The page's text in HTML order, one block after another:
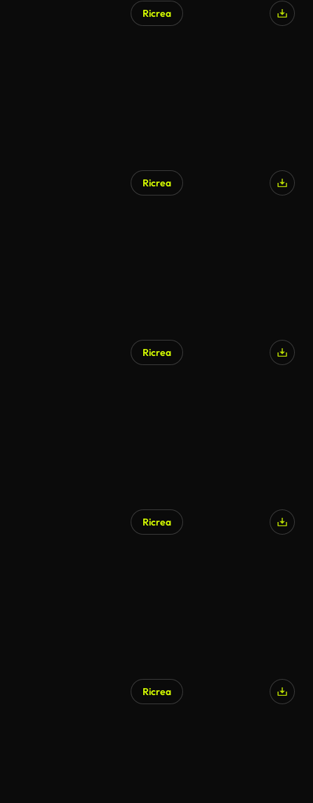
Ricrea
Ricrea
Ricrea
Ricrea
Ricrea